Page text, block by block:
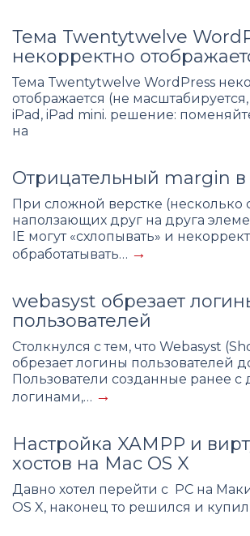
Тема Twentytwelve
некорректно
Тема Twentytwelve WordPress
отображается (не
iPad, iPad mini. решение:
на
Отрицательный margin в
При сложной верстке (несколько
наползающих друг на друга
IE могут «схлопывать» и
обработатывать… →
webasyst обрезает
пользователей
Столкнулся с тем, что Webasyst
обрезает логины пользователей
Пользователи созданные ранее
логинами,… →
Настройка XAMPP и
хостов на Mac OS X
Давно хотел перейти с PC на
OS X, наконец то решился и купил